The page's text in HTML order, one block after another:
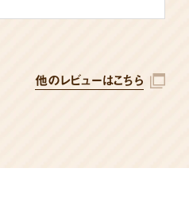
他のレビューはこちら